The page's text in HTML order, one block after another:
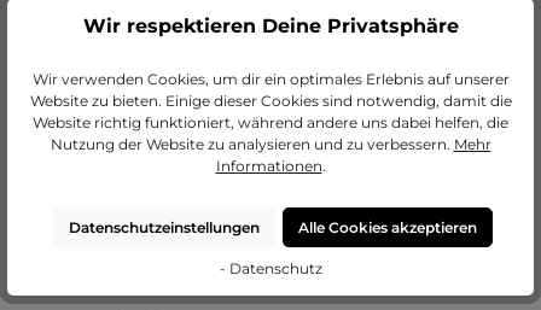
Wir respektieren Deine Privatsphäre
Wir verwenden Cookies, um dir ein optimales Erlebnis auf unserer
Website zu bieten. Einige dieser Cookies sind notwendig, damit die
Website richtig funktioniert, während andere uns dabei helfen, die
Nutzung der Website zu analysieren und zu verbessern. Mehr
Informationen.
Datenschutzeinstellungen Alle Cookies akzeptieren
- Datenschutz